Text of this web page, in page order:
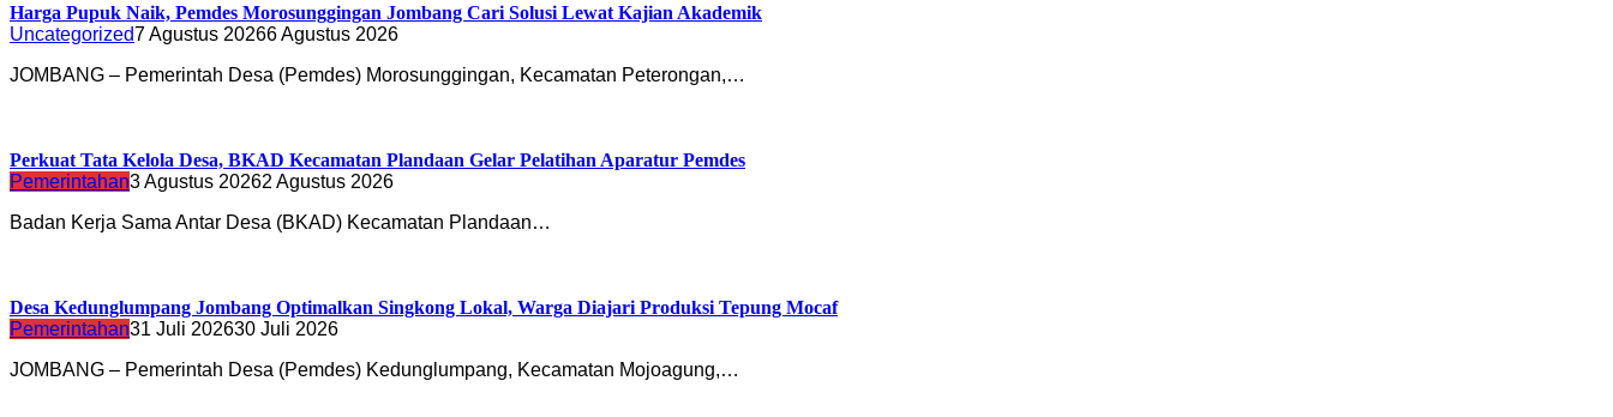
Harga Pupuk Naik, Pemdes Morosunggingan Jombang Cari Solusi Lewat Kajian Akademik
Uncategorized7 Agustus 20266 Agustus 2026
JOMBANG – Pemerintah Desa (Pemdes) Morosunggingan, Kecamatan Peterongan,…
Perkuat Tata Kelola Desa, BKAD Kecamatan Plandaan Gelar Pelatihan Aparatur Pemdes
Pemerintahan3 Agustus 20262 Agustus 2026
Badan Kerja Sama Antar Desa (BKAD) Kecamatan Plandaan…
Desa Kedunglumpang Jombang Optimalkan Singkong Lokal, Warga Diajari Produksi Tepung Mocaf
Pemerintahan31 Juli 202630 Juli 2026
JOMBANG – Pemerintah Desa (Pemdes) Kedunglumpang, Kecamatan Mojoagung,…